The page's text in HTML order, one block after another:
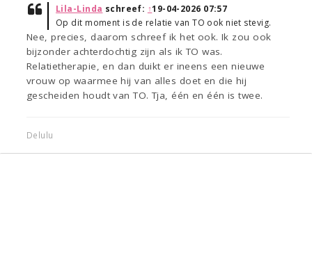
Lila-Linda schreef: ↑19-04-2026 07:57
Op dit moment is de relatie van TO ook niet stevig.
Nee, precies, daarom schreef ik het ook. Ik zou ook
bijzonder achterdochtig zijn als ik TO was.
Relatietherapie, en dan duikt er ineens een nieuwe
vrouw op waarmee hij van alles doet en die hij
gescheiden houdt van TO. Tja, één en één is twee.
Delulu